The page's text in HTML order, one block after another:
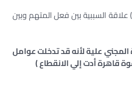
علاقة السببية بين فعل المتهم وبين
علية لأنه قد تدخلت عوامل
قاهرة أدت إلي الانقطاع )